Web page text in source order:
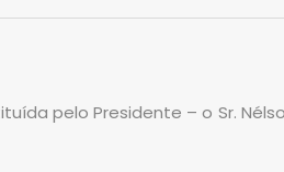
pelo Presidente – o Sr.